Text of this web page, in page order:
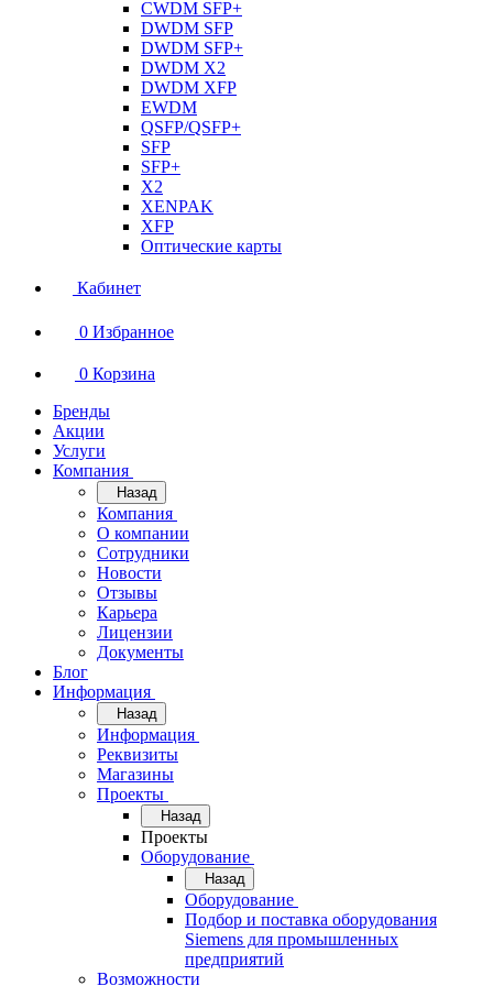
CWDM SFP+
DWDM SFP
DWDM SFP+
DWDM X2
DWDM XFP
EWDM
QSFP/QSFP+
SFP
SFP+
X2
XENPAK
XFP
Оптические карты
Кабинет
0 Избранное
0 Корзина
Бренды
Акции
Услуги
Компания
Назад
Компания
О компании
Сотрудники
Новости
Отзывы
Карьера
Лицензии
Документы
Блог
Информация
Назад
Информация
Реквизиты
Магазины
Проекты
Назад
Проекты
Оборудование
Назад
Оборудование
Подбор и поставка оборудования
Siemens для промышленных
предприятий
Возможности